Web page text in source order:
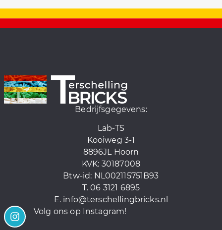
Bedrijfsgegevens:
Lab-TS
Kooiweg 3-1
8896JL Hoorn
KVK: 30187008
Btw-id: NL002115751B93
T. 06 3121 6895
E. info@terschellingbricks.nl
Volg ons op Instagram!